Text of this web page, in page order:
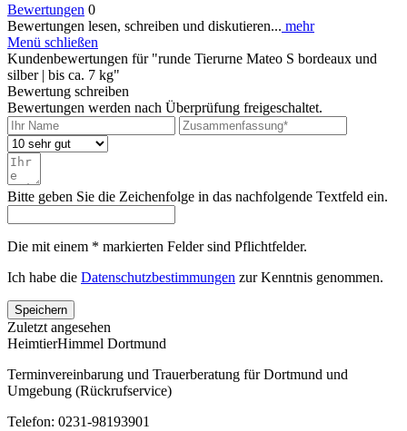
Bewertungen 0
Bewertungen lesen, schreiben und diskutieren... mehr
Menü schließen
Kundenbewertungen für "runde Tierurne Mateo S bordeaux und
silber | bis ca. 7 kg"
Bewertung schreiben
Bewertungen werden nach Überprüfung freigeschaltet.
Bitte geben Sie die Zeichenfolge in das nachfolgende Textfeld ein.
Die mit einem * markierten Felder sind Pflichtfelder.
Ich habe die Datenschutzbestimmungen zur Kenntnis genommen.
Speichern
Zuletzt angesehen
HeimtierHimmel Dortmund
Terminvereinbarung und Trauerberatung für Dortmund und
Umgebung (Rückrufservice)
Telefon: 0231-98193901